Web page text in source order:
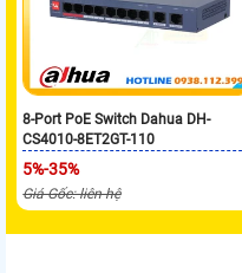
8-Port PoE Switch Dahua DH-
CS4010-8ET2GT-110
5%-35%
Giá Gốc: liên hệ